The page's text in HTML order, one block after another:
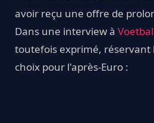
avoir reçu une offre de
Dans une interview à
toutefois exprimé, réservant
choix pour l'après-Euro :